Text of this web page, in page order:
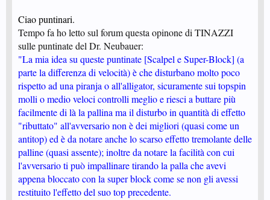
Ciao puntinari.
Tempo fa ho letto sul forum questa opinone di TINAZZI
sulle puntinate del Dr. Neubauer:
"La mia idea su queste puntinate [Scalpel e Super-Block] (a
parte la differenza di velocità) è che disturbano molto poco
rispetto ad una piranja o all'alligator, sicuramente sui topspin
molli o medio veloci controlli meglio e riesci a buttare più
facilmente di là la pallina ma il disturbo in quantità di effetto
"ributtato" all'avversario non è dei migliori (quasi come un
antitop) ed è da notare anche lo scarso effetto tremolante delle
palline (quasi assente); inoltre da notare la facilità con cui
l'avversario ti può impallinare tirando la palla che avevi
appena bloccato con la super block come se non gli avessi
restituito l'effetto del suo top precedente.